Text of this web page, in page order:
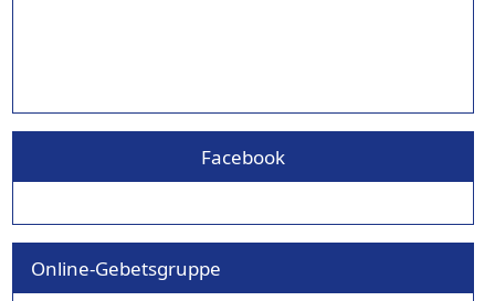
Facebook
Online-Gebetsgruppe